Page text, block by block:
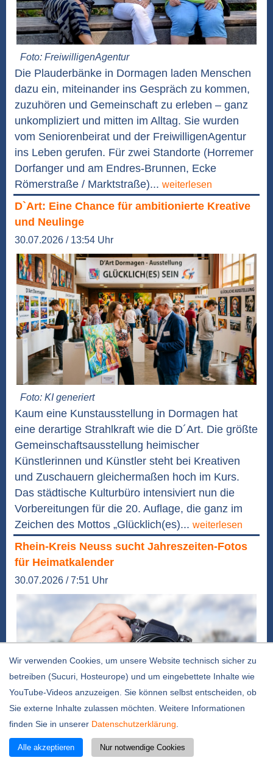
Wir verwenden Cookies, um unsere Website technisch sicher zu
betreiben (Sucuri, Hosteurope) und um eingebettete Inhalte wie
YouTube-Videos anzuzeigen. Sie können selbst entscheiden, ob
Sie externe Inhalte zulassen möchten. Weitere Informationen
finden Sie in unserer Datenschutzerklärung
Alle akzeptieren Nur notwendige Cookies
Foto: FreiwilligenAgentur
Die Plauderbänke in Dormagen laden Menschen
dazu ein, miteinander ins Gespräch zu kommen,
zuzuhören und Gemeinschaft zu erleben – ganz
unkompliziert und mitten im Alltag. Sie wurden
vom Seniorenbeirat und der FreiwilligenAgentur
ins Leben gerufen. Für zwei Standorte (Horremer
Dorfanger und am Endres-Brunnen, Ecke
Römerstraße / Marktstraße)... weiterlesen
D`Art: Eine Chance für ambitionierte Kreative
und Neulinge
30.07.2026 / 13:54 Uhr
Foto: KI generiert
Kaum eine Kunstausstellung in Dormagen hat
eine derartige Strahlkraft wie die D´Art. Die größte
Gemeinschaftsausstellung heimischer
Künstlerinnen und Künstler steht bei Kreativen
und Zuschauern gleichermaßen hoch im Kurs.
Das städtische Kulturbüro intensiviert nun die
Vorbereitungen für die 20. Auflage, die ganz im
Zeichen des Mottos „Glücklich(es)... weiterlesen
Rhein-Kreis Neuss sucht Jahreszeiten-Fotos
für Heimatkalender
30.07.2026 / 7:51 Uhr
Foto: AdobeStock / Dormago (Hintergrund)
Noch bis zum 31. August läuft der